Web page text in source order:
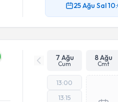
25 Ağu Sal
7 Ağu
Cum
8 Ağu
Cmt
13:00
13:15